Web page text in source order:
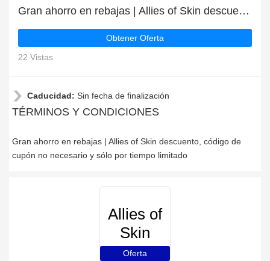
Gran ahorro en rebajas | Allies of Skin descuento
Obtener Oferta
22 Vistas
Caducidad: Sin fecha de finalización
TÉRMINOS Y CONDICIONES
Gran ahorro en rebajas | Allies of Skin descuento, código de
cupón no necesario y sólo por tiempo limitado
Allies of
Skin
Oferta